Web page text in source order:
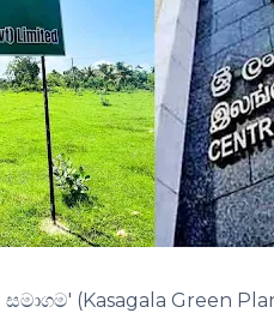
(Kasagala Green